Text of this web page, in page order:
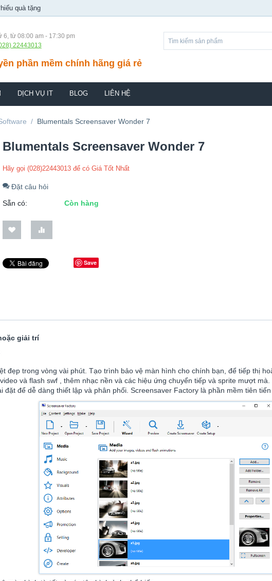
quà tặng
6, từ 08:00 am - 17:30 pm
22443013
phần mềm chính hãng giá rẻ
DỊCH VỤ IT BLOG LIÊN HỆ
/ Blumentals Screensaver Wonder 7
Blumentals Screensaver Wonder 7
Hãy gọi (028)22443013 để có Giá Tốt Nhất
Đặt câu hỏi
Sẵn có:
Còn hàng
Save
giải trí
đẹp trong vòng vài phút. Tạo trình bảo vệ màn hình cho chính bạn, để tiếp thị
và flash swf , thêm nhạc nền và các hiệu ứng chuyển tiếp và sprite mượt
để dễ dàng thiết lập và phân phối. Screensaver Factory là phần mềm tiên